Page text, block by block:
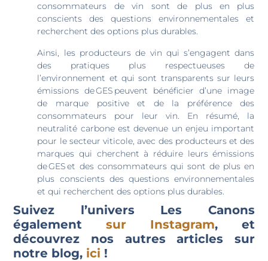
consommateurs de vin sont de plus en plus
conscients des questions environnementales et
recherchent des options plus durables.
Ainsi, les producteurs de vin qui s’engagent dans
des pratiques plus respectueuses de
l’environnement et qui sont transparents sur leurs
émissions de GES peuvent bénéficier d’une image
de marque positive et de la préférence des
consommateurs pour leur vin.
En résumé, la
neutralité carbone est devenue un enjeu important
pour le secteur viticole, avec des producteurs et des
marques qui cherchent à réduire leurs émissions
de GES et des consommateurs qui sont de plus en
plus conscients des questions environnementales
et qui recherchent des options plus durables.
Suivez l’univers Les Canons
égalementsur Instagram, et
découvrez nos autres articles sur
notre blog, ici !